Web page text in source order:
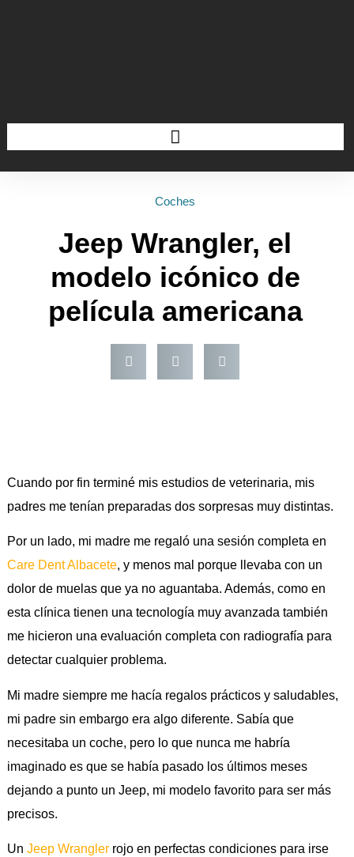
Coches
Jeep Wrangler, el
modelo icónico de
película americana
Cuando por fin terminé mis estudios de veterinaria, mis
padres me tenían preparadas dos sorpresas muy distintas.
Por un lado, mi madre me regaló una sesión completa en
Care Dent Albacete, y menos mal porque llevaba con un
dolor de muelas que ya no aguantaba. Además, como en
esta clínica tienen una tecnología muy avanzada también
me hicieron una evaluación completa con radiografía para
detectar cualquier problema.
Mi madre siempre me hacía regalos prácticos y saludables,
mi padre sin embargo era algo diferente. Sabía que
necesitaba un coche, pero lo que nunca me habría
imaginado es que se había pasado los últimos meses
dejando a punto un Jeep, mi modelo favorito para ser más
precisos.
Un Jeep Wranglerrojo en perfectas condiciones para irse